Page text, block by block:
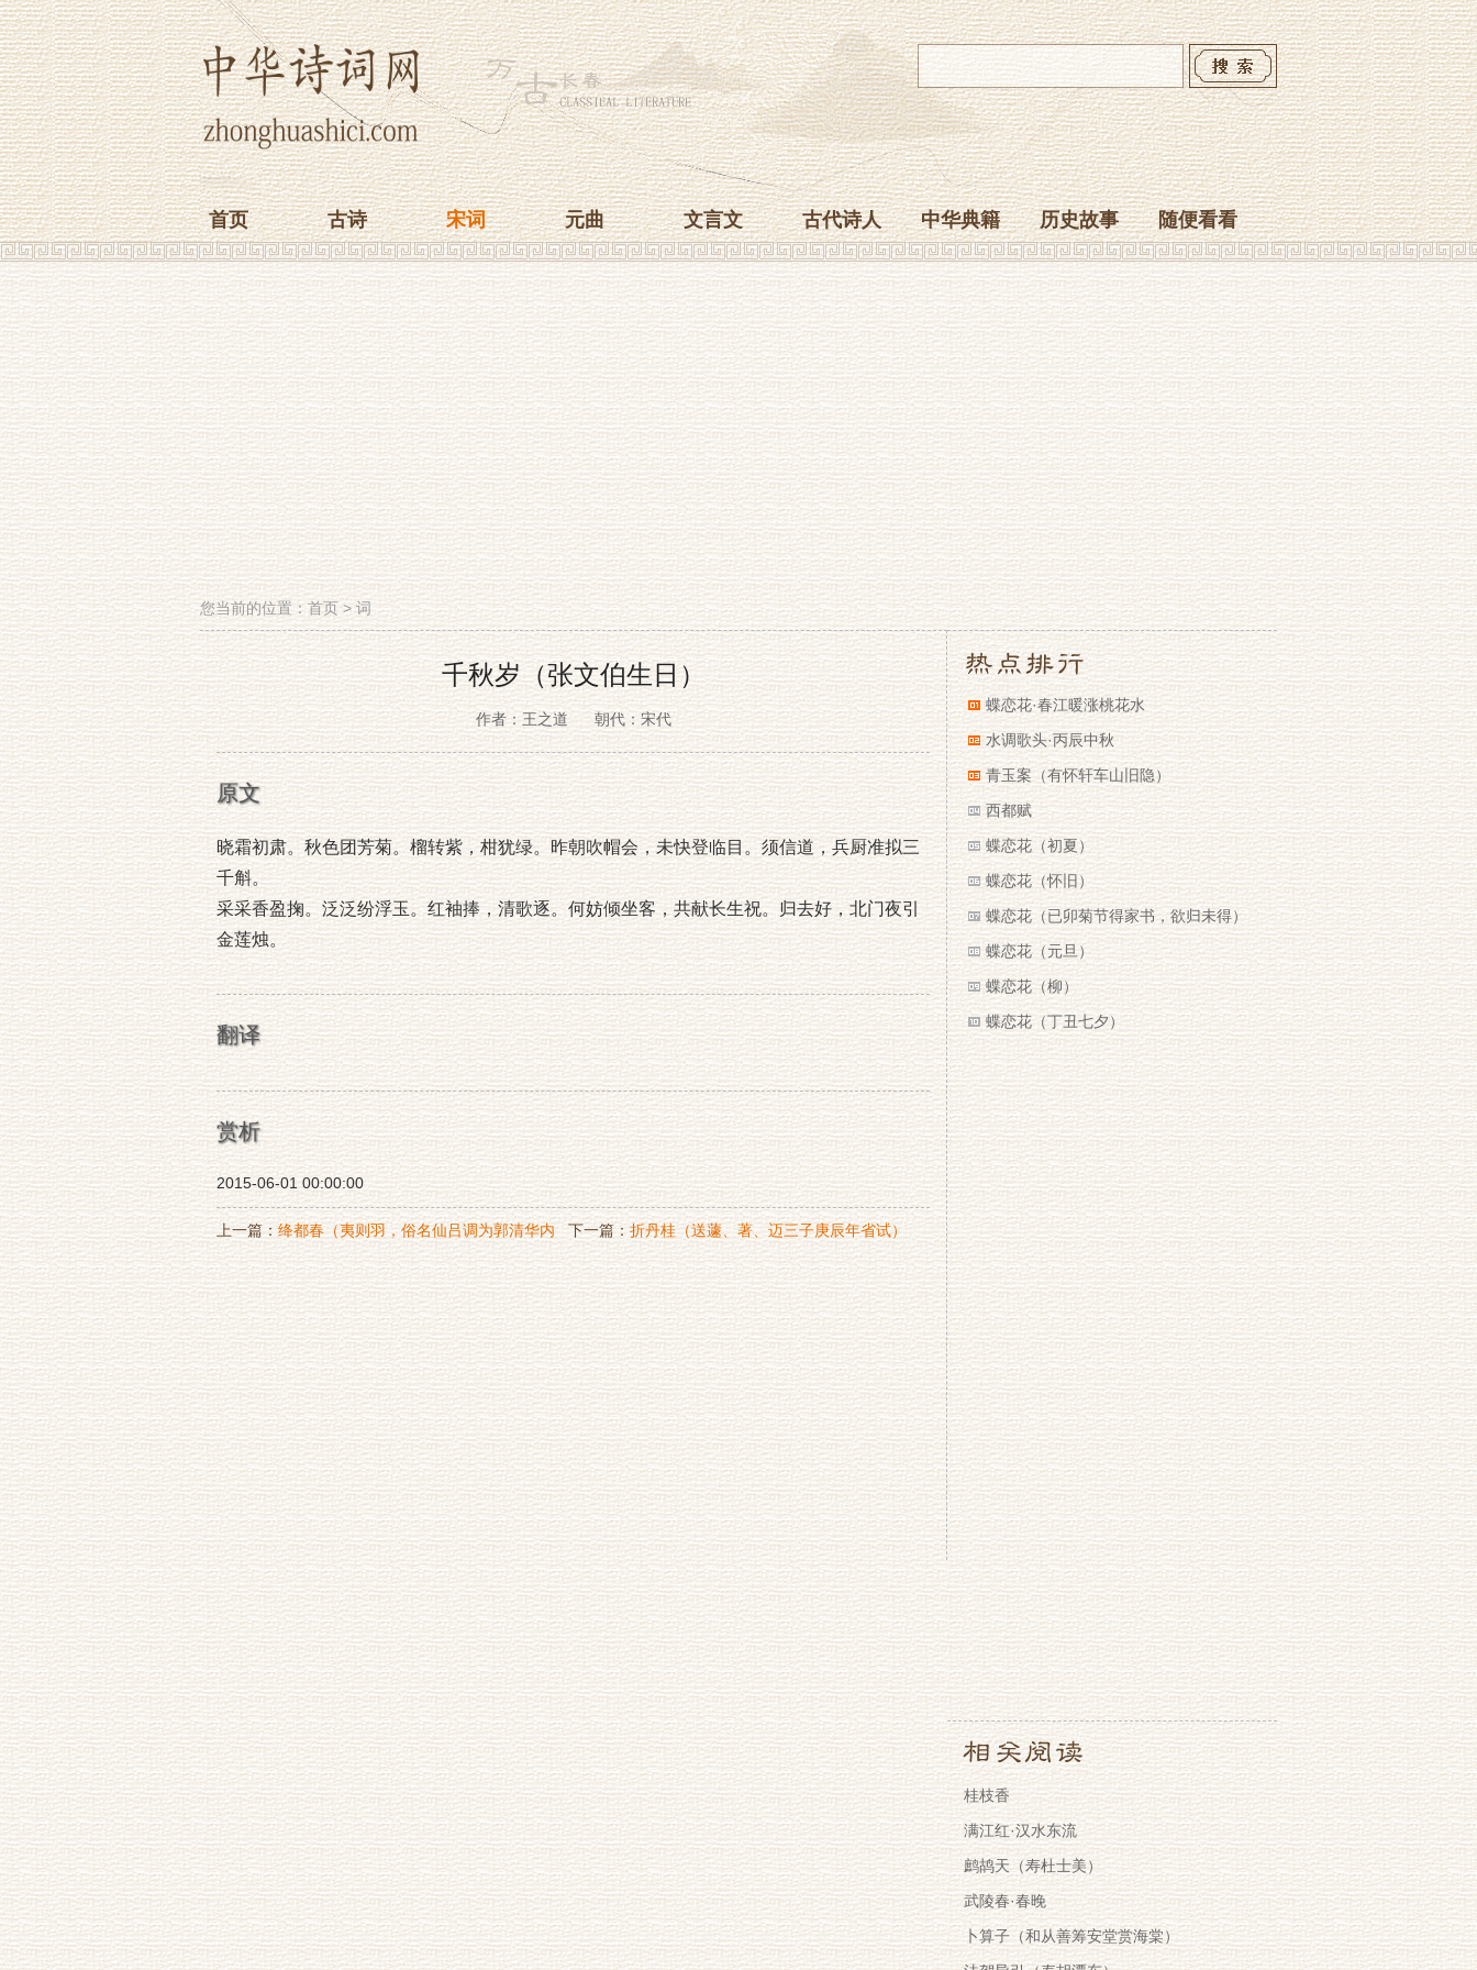
首页 古诗 宋词 元曲 文言文 古代诗人 中华典籍 历史故事 随便看看
您当前的位置：首页>词
千秋岁（张文伯生日）
作者：王之道 朝代：宋代
原文
晓霜初肃。秋色团芳菊。榴转紫，柑犹绿。昨朝吹帽会，未快登临目。须信道，兵厨准拟三
千斛。
采采香盈掬。泛泛纷浮玉。红袖捧，清歌逐。何妨倾坐客，共献长生祝。归去好，北门夜引
金莲烛。
翻译
赏析
2015-06-01 00:00:00
上一篇：绛都春（夷则羽，俗名仙吕调为郭清华内
子寿）
下一篇：折丹桂（送蘧、著、迈三子庚辰年省试）
蝶恋花·春江暖涨桃花水
水调歌头·丙辰中秋
青玉案（有怀轩车山旧隐）
西都赋
蝶恋花（初夏）
蝶恋花（怀旧）
蝶恋花（已卯菊节得家书，欲归未得）
蝶恋花（元旦）
蝶恋花（柳）
蝶恋花（丁丑七夕）
桂枝香
满江红·汉水东流
鹧鸪天（寿杜士美）
武陵春·春晚
卜算子（和从善筹安堂赏海棠）